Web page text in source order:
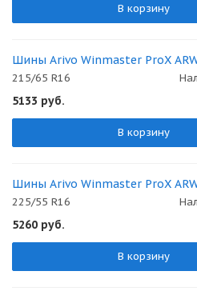
В корзину
Шины Arivo Winmaster ProX
215/65 R16
5133 руб.
В корзину
Шины Arivo Winmaster ProX
225/55 R16
5260 руб.
В корзину